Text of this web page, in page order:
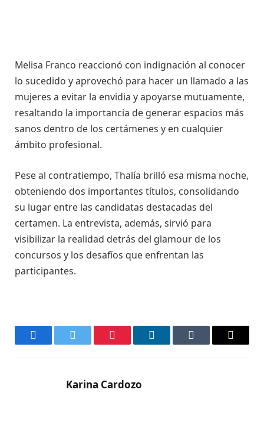
Melisa Franco reaccionó con indignación al conocer
lo sucedido y aprovechó para hacer un llamado a las
mujeres a evitar la envidia y apoyarse mutuamente,
resaltando la importancia de generar espacios más
sanos dentro de los certámenes y en cualquier
ámbito profesional.
Pese al contratiempo, Thalía brilló esa misma noche,
obteniendo dos importantes títulos, consolidando
su lugar entre las candidatas destacadas del
certamen. La entrevista, además, sirvió para
visibilizar la realidad detrás del glamour de los
concursos y los desafíos que enfrentan las
participantes.
FacebookTwitter Pinterest LinkedInTumblr Email
Karina Cardozo